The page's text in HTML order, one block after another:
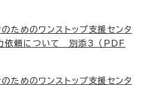
のためのワンストップ支援センタ
依頼について 別添3 （PDF
のためのワンストップ支援センタ